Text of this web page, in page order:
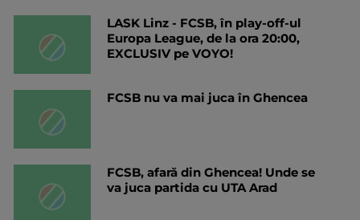
LASK Linz - FCSB, în play-off-ul
Europa League, de la ora 20:00,
EXCLUSIV pe VOYO!
FCSB nu va mai juca în Ghencea
FCSB, afară din Ghencea! Unde se
va juca partida cu UTA Arad